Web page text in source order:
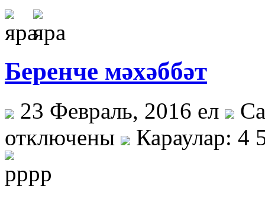
Беренче мәхәббәт
23 Февраль, 2016 ел
отключены
Караулар: 4